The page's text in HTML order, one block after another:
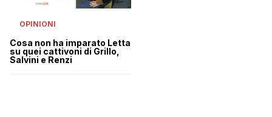
OPINIONI
Cosa non ha imparato Letta
su quei cattivoni di Grillo,
Salvini e Renzi